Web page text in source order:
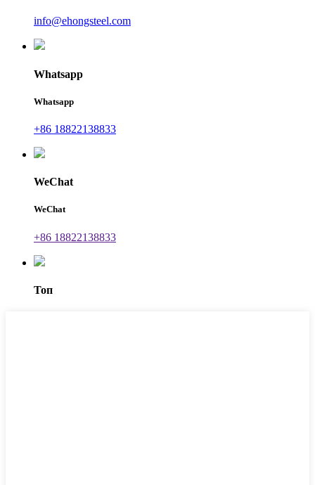
info@ehongsteel.com
Whatsapp
Whatsapp
+86 18822138833
WeChat
WeChat
+86 18822138833
Топ